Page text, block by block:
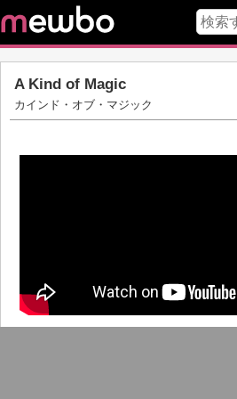
A Kind of Magic
カインド・オブ・マジック